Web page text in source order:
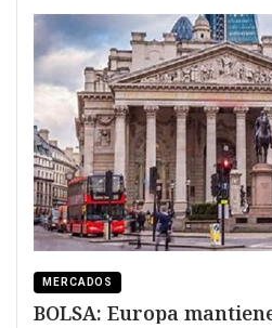
MERCADOS
BOLSA: Europa